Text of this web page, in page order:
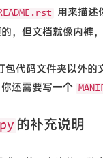
用来描述
，但文档就像内裤
包代码文件夹以外的
还需要写一个
的补充说明